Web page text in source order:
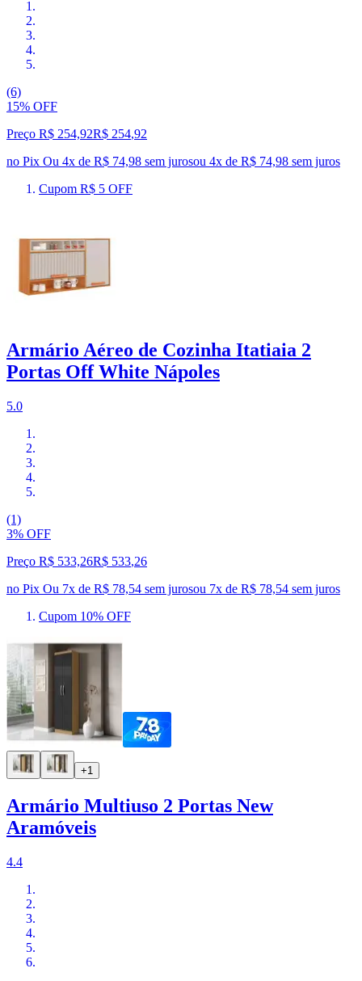
(6)
15% OFF
Preço R$ 254,92R$ 254,92
no Pix Ou 4x de R$ 74,98 sem jurosou 4x de R$ 74,98 sem juros
Cupom R$ 5 OFF
Armário Aéreo de Cozinha Itatiaia 2
Portas Off White Nápoles
5.0
(1)
3% OFF
Preço R$ 533,26R$ 533,26
no Pix Ou 7x de R$ 78,54 sem jurosou 7x de R$ 78,54 sem juros
Cupom 10% OFF
+1
Armário Multiuso 2 Portas New
Aramóveis
4.4